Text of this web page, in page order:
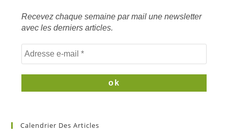
Recevez chaque semaine par mail une newsletter
avec les derniers articles.
Calendrier Des Articles